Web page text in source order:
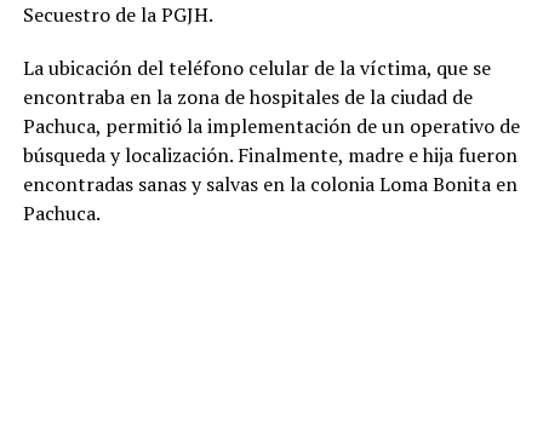
Secuestro de la PGJH.
La ubicación del teléfono celular de la víctima, que se
encontraba en la zona de hospitales de la ciudad de
Pachuca, permitió la implementación de un operativo de
búsqueda y localización. Finalmente, madre e hija fueron
encontradas sanas y salvas en la colonia Loma Bonita en
Pachuca.